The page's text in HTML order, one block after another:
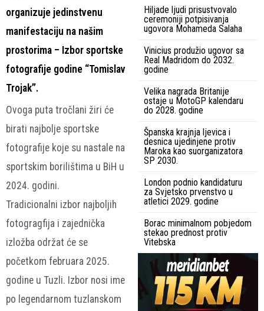
organizuje jedinstvenu
manifestaciju na našim
prostorima – Izbor sportske
fotografije godine “Tomislav
Trojak”.
Ovoga puta tročlani žiri će
birati najbolje sportske
fotografije koje su nastale na
sportskim borilištima u BiH u
2024. godini.
Tradicionalni izbor najboljih
fotogragfija i zajednička
izložba održat će se
početkom februara 2025.
godine u Tuzli. Izbor nosi ime
po legendarnom tuzlanskom
Hiljade ljudi prisustvovalo
ceremoniji potpisivanja
ugovora Mohameda Salaha
Vinicius produžio ugovor sa
Real Madridom do 2032.
godine
Velika nagrada Britanije
ostaje u MotoGP kalendaru
do 2028. godine
Španska krajnja ljevica i
desnica ujedinjene protiv
Maroka kao suorganizatora
SP 2030.
London podnio kandidaturu
za Svjetsko prvenstvo u
atletici 2029. godine
Borac minimalnom pobjedom
stekao prednost protiv
Vitebska